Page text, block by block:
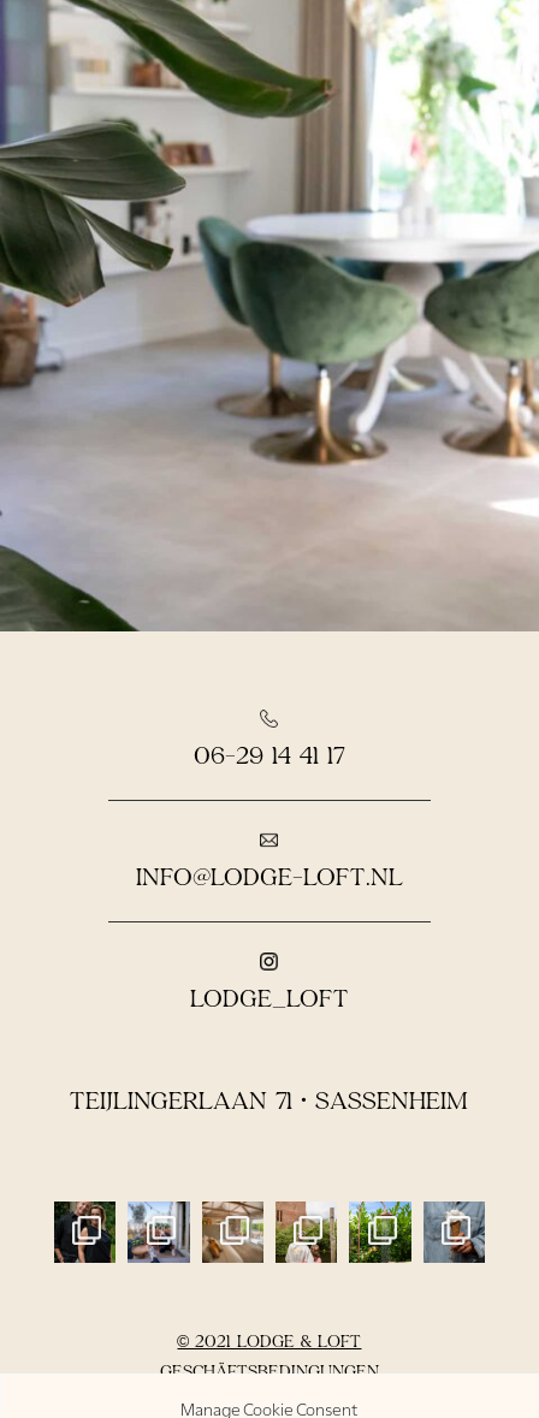
Manage Cookie Consent
06-29 14 41 17
INFO@LODGE-LOFT.NL
LODGE_LOFT
TEIJLINGERLAAN 71 • SASSENHEIM
© 2021 LODGE & LOFT
GESCHÄFTSBEDINGUNGEN
DATENSCHUTZERKLÄRUNG